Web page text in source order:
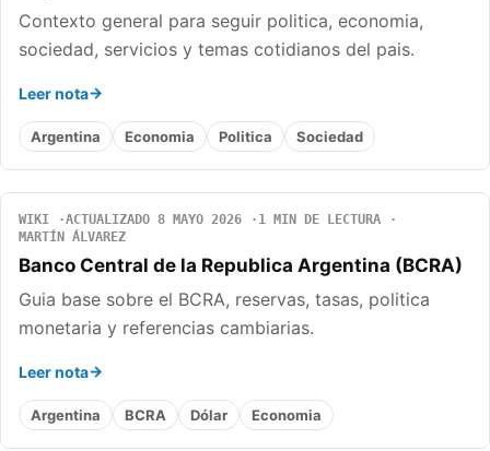
Contexto general para seguir politica, economia,
sociedad, servicios y temas cotidianos del pais.
Leer nota
Argentina Economia Politica Sociedad
WIKI ACTUALIZADO 8 MAYO 2026
1 MIN DE LECTURA
MARTÍN ÁLVAREZ
Banco Central de la Republica Argentina (BCRA)
Guia base sobre el BCRA, reservas, tasas, politica
monetaria y referencias cambiarias.
Leer nota
Argentina BCRA Dólar Economia